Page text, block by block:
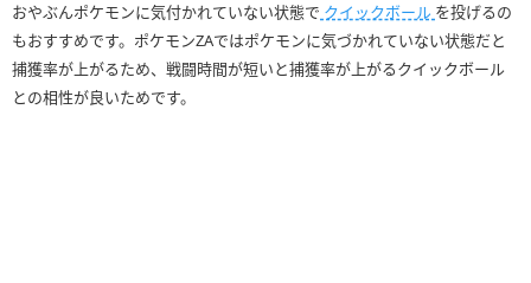
おやぶんポケモンに気付かれていない状態で クイックボール を投げるの
もおすすめです。ポケモンZAではポケモンに気づかれていない状態だと
捕獲率が上がるため、戦闘時間が短いと捕獲率が上がるクイックボール
との相性が良いためです。